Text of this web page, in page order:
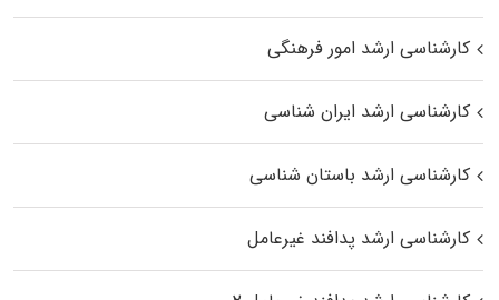
کارشناسی ارشد امور فرهنگی
کارشناسی ارشد ایران شناسی
کارشناسی ارشد باستان شناسی
کارشناسی ارشد پدافند غیرعامل